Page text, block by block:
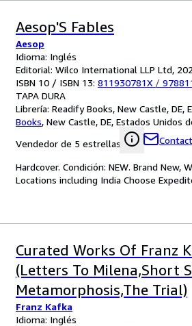
Aesop'S Fables
Aesop
Idioma: Inglés
Editorial: Wilco International LLP Ltd,
ISBN 10 / ISBN 13: 811930781X /
TAPA DURA
Librería: Readify Books, New Castle, DE,
Books, New Castle, DE, Estados Unidos
Vendedor de 5 estrellas
Hardcover. Condición: NEW. Brand
Locations including India Choose
Curated Works Of Franz
(Letters To Milena,Short
Metamorphosis,The Trial)
Franz Kafka
Idioma: Inglés